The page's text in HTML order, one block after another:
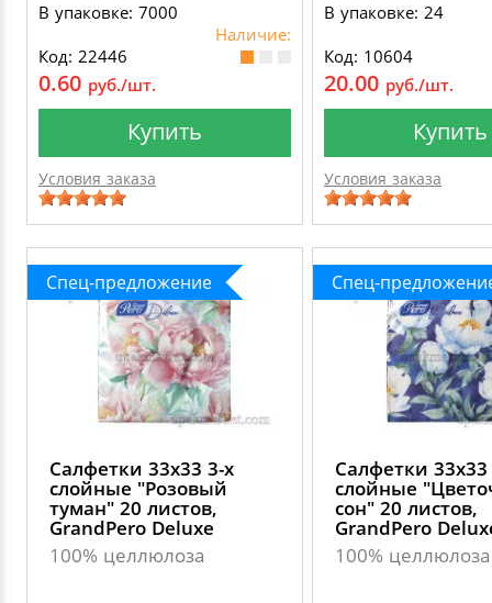
В упаковке: 7000
Наличие:
Код: 22446
0.60 руб./шт.
Купить
Условия заказа
В упаковке: 24
Код: 10604
20.00 руб./шт.
Купить
Условия заказа
Спец-предложение
Салфетки 33х33 3-х
слойные "Розовый
туман" 20 листов,
GrandPero Deluxe
100% целлюлоза
Спец-
Салфетки 33х33
слойные
сон" 20 листов,
GrandPero
100% целлюлоза